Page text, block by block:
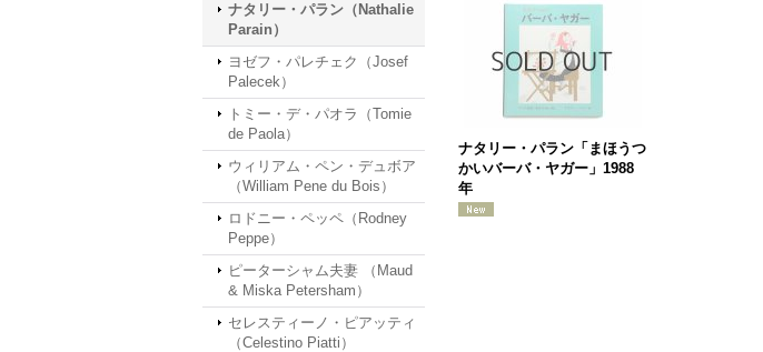
ナタリー・パラン（Nathalie
Parain）
ヨゼフ・パレチェク（Josef
Palecek）
トミー・デ・パオラ（Tomie
de Paola）
ウィリアム・ペン・デュボア
（William Pene du Bois）
ロドニー・ペッペ（Rodney
Peppe）
ピーターシャム夫妻 （Maud
& Miska Petersham）
セレスティーノ・ピアッティ
（Celestino Piatti）
ナタリー・パラン「まほうつ
かいバーバ・ヤガー」1988
年